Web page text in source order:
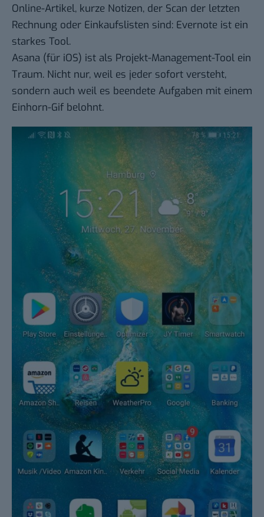
Online-Artikel, kurze Notizen, der Scan der letzten
Rechnung oder Einkaufslisten sind: Evernote ist ein
starkes Tool.
Asana (für iOS) ist als Projekt-Management-Tool ein
Traum. Nicht nur, weil es jeder sofort versteht,
sondern auch weil es beendete Aufgaben mit einem
Einhorn-Gif belohnt.